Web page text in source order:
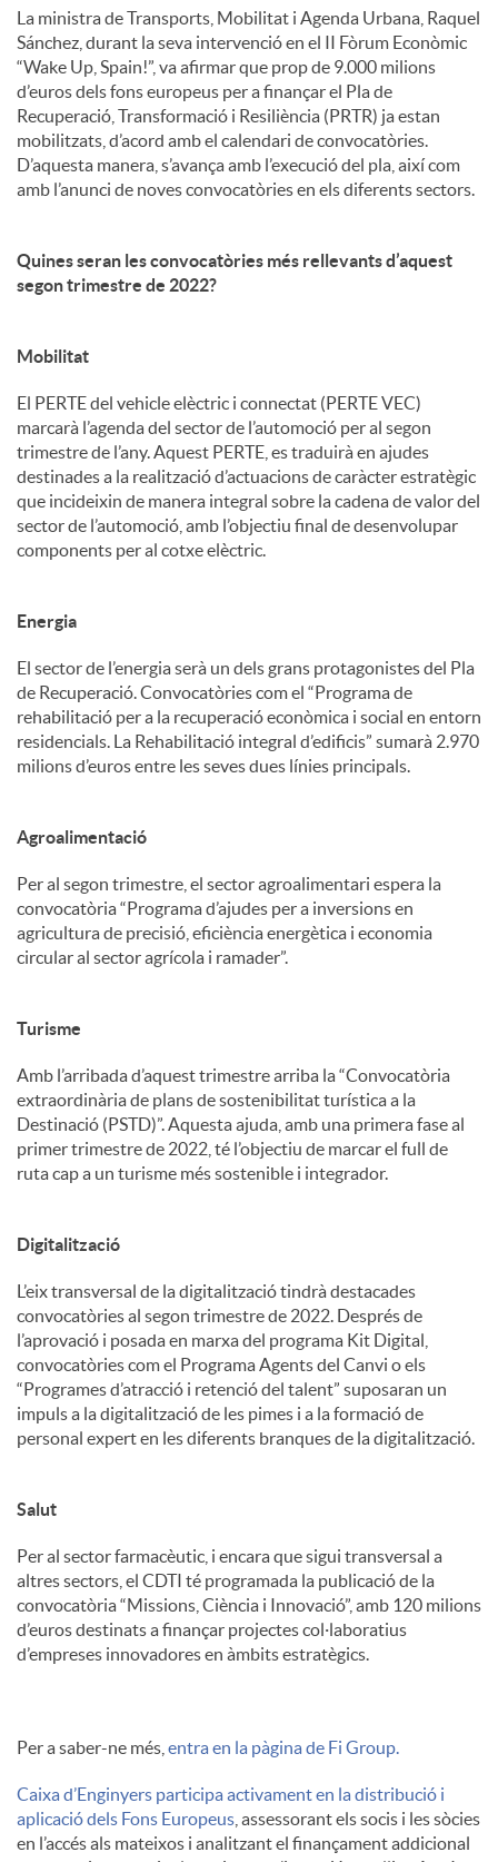
a
l
s
La ministra de Transports, Mobilitat i Agenda Urbana, Raquel
Sánchez, durant la seva intervenció en el II Fòrum Econòmic
“Wake Up, Spain!”, va afirmar que prop de 9.000 milions
d’euros dels fons europeus per a finançar el Pla de
Recuperació, Transformació i Resiliència (PRTR) ja estan
mobilitzats, d’acord amb el calendari de convocatòries.
D’aquesta manera, s’avança amb l’execució del pla, així com
amb l’anunci de noves convocatòries en els diferents sectors.
Quines seran les convocatòries més rellevants d’aquest
segon trimestre de 2022?
Mobilitat
El PERTE del vehicle elèctric i connectat (PERTE VEC)
marcarà l’agenda del sector de l’automoció per al segon
trimestre de l’any. Aquest PERTE, es traduirà en ajudes
destinades a la realització d’actuacions de caràcter estratègic
que incideixin de manera integral sobre la cadena de valor del
sector de l’automoció, amb l’objectiu final de desenvolupar
components per al cotxe elèctric.
Energia
El sector de l’energia serà un dels grans protagonistes del Pla
de Recuperació. Convocatòries com el “Programa de
rehabilitació per a la recuperació econòmica i social en entorn
residencials. La Rehabilitació integral d’edificis” sumarà 2.970
milions d’euros entre les seves dues línies principals.
Agroalimentació
Per al segon trimestre, el sector agroalimentari espera la
convocatòria “Programa d’ajudes per a inversions en
agricultura de precisió, eficiència energètica i economia
circular al sector agrícola i ramader”.
Turisme
Amb l’arribada d’aquest trimestre arriba la “Convocatòria
extraordinària de plans de sostenibilitat turística a la
Destinació (PSTD)”. Aquesta ajuda, amb una primera fase al
primer trimestre de 2022, té l’objectiu de marcar el full de
ruta cap a un turisme més sostenible i integrador.
Digitalització
L’eix transversal de la digitalització tindrà destacades
convocatòries al segon trimestre de 2022. Després de
l’aprovació i posada en marxa del programa Kit Digital,
convocatòries com el Programa Agents del Canvi o els
“Programes d’atracció i retenció del talent” suposaran un
impuls a la digitalització de les pimes i a la formació de
personal expert en les diferents branques de la digitalització.
Salut
Per al sector farmacèutic, i encara que sigui transversal a
altres sectors, el CDTI té programada la publicació de la
convocatòria “Missions, Ciència i Innovació”, amb 120 milions
d’euros destinats a finançar projectes col·laboratius
d’empreses innovadores en àmbits estratègics.
Per a saber-ne més, entra en la pàgina de Fi Group.
Caixa d’Enginyers participa activament en la distribució i
aplicació dels Fons Europeus , assessorant els socis i les sòcies
en l’accés als mateixos i analitzant el finançament addicional